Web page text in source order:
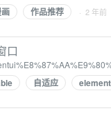
作品推荐 · 2 年前
口
自适应 element